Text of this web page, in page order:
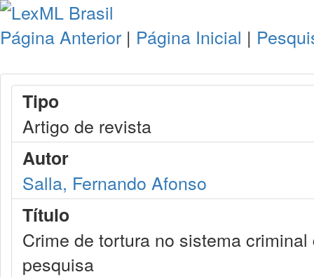
Página Anterior | Página Inicial |
Tipo
Artigo de revista
Autor
Salla, Fernando Afonso
Título
Crime de tortura no sistema
pesquisa